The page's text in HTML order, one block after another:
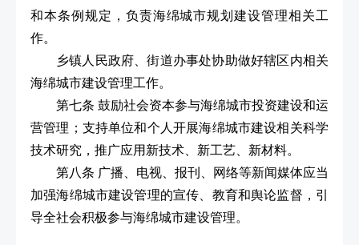
和本条例规定，负责海绵城市规划建设管理相关工
作。
乡镇人民政府、街道办事处协助做好辖区内相关
海绵城市建设管理工作。
第七条 鼓励社会资本参与海绵城市投资建设和运
营管理；支持单位和个人开展海绵城市建设相关科学
技术研究，推广应用新技术、新工艺、新材料。
第八条 广播、电视、报刊、网络等新闻媒体应当
加强海绵城市建设管理的宣传、教育和舆论监督，引
导全社会积极参与海绵城市建设管理。